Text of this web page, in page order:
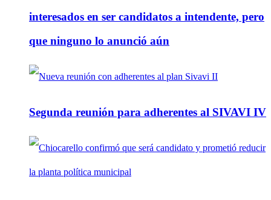
interesados en ser candidatos a intendente, pero
que ninguno lo anunció aún
Segunda reunión para adherentes al SIVAVI IV